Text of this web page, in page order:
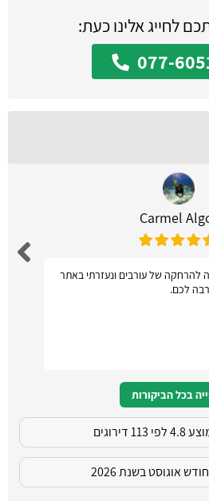
לחייג אלינו כעת:
077-
Carmel
להרחקה של עורבים ונעזרתי באתר
לכם.
בכל הביקורות
דירוגים
אוגוסט בשנת 2026